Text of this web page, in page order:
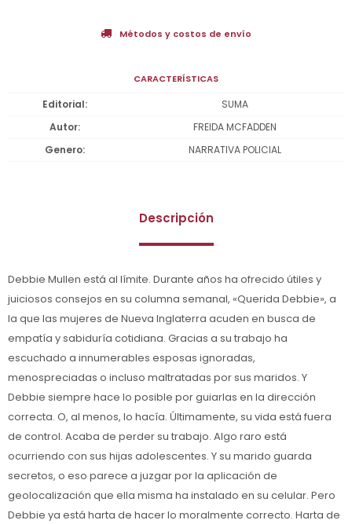
Métodos y costos de envío
CARACTERÍSTICAS
Editorial
SUMA
Autor
FREIDA MCFADDEN
Genero
NARRATIVA POLICIAL
Descripción
Debbie Mullen está al límite. Durante años ha ofrecido útiles y
juiciosos consejos en su columna semanal, «Querida Debbie», a
la que las mujeres de Nueva Inglaterra acuden en busca de
empatía y sabiduría cotidiana. Gracias a su trabajo ha
escuchado a innumerables esposas ignoradas,
menospreciadas o incluso maltratadas por sus maridos. Y
Debbie siempre hace lo posible por guiarlas en la dirección
correcta. O, al menos, lo hacía. Últimamente, su vida está fuera
de control. Acaba de perder su trabajo. Algo raro está
ocurriendo con sus hijas adolescentes. Y su marido guarda
secretos, o eso parece a juzgar por la aplicación de
geolocalización que ella misma ha instalado en su celular. Pero
Debbie ya está harta de hacer lo moralmente correcto. Harta de